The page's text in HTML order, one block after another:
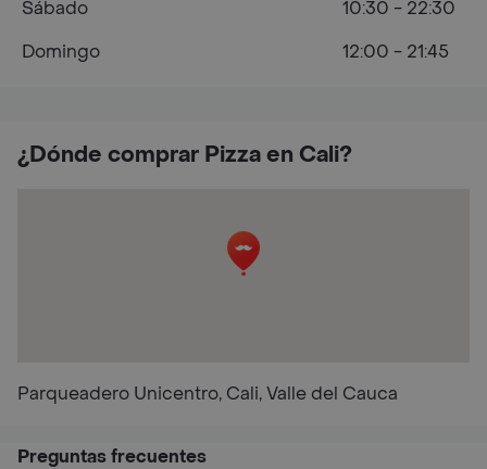
¿Dónde comprar Pizza en Cali?
Parqueadero Unicentro, Cali, Valle del Cauca
Sábado
10:30 - 22:30
Domingo
12:00 - 21:45
Preguntas frecuentes